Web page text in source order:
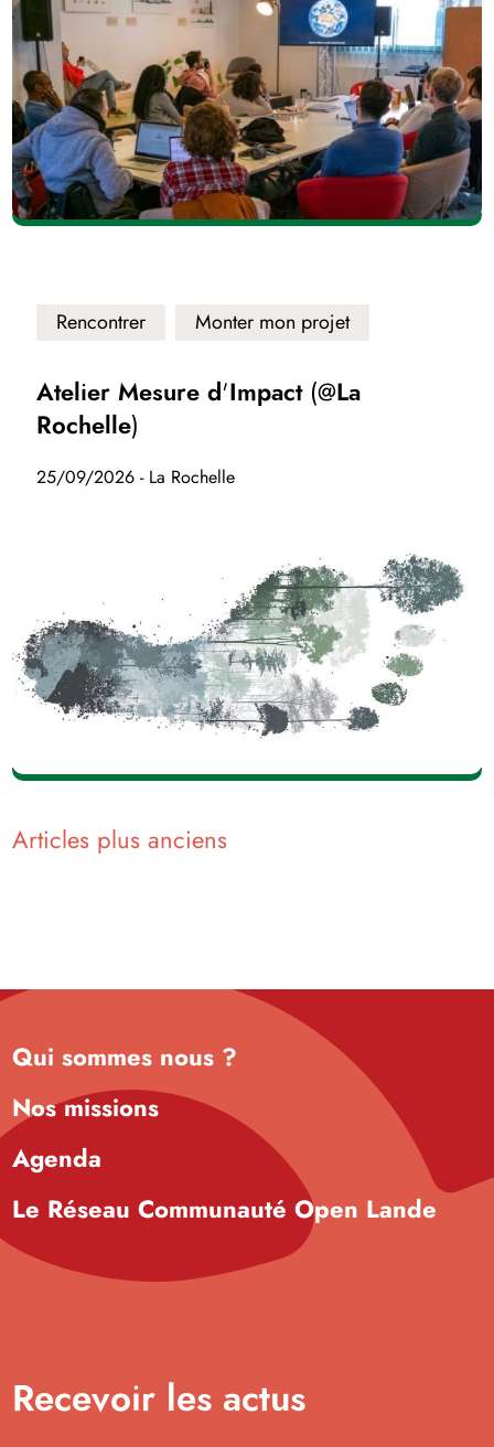
Rencontrer Monter mon projet
Atelier Mesure d'Impact (@La
Rochelle)
25/09/2026 - La Rochelle
Navigation
Articles plus anciens
Qui sommes nous ?
Nos missions
Agenda
Le Réseau Communauté Open Lande
Recevoir les actus